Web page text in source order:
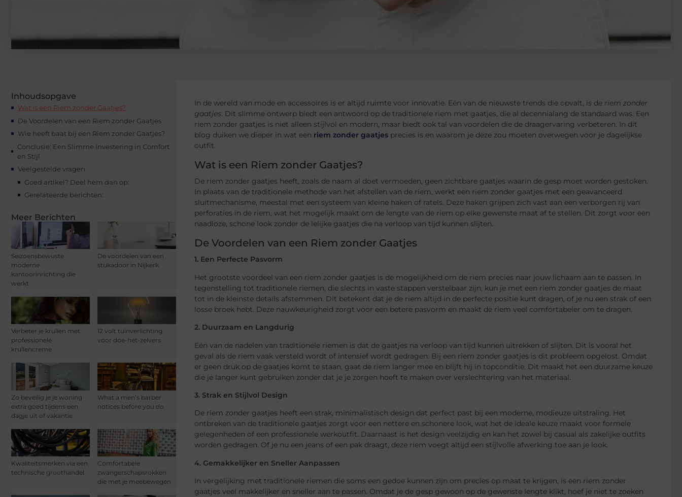
Inhoudsopgave
Wat is een Riem zonder Gaatjes?
De Voordelen van een Riem zonder Gaatjes
Wie heeft baat bij een Riem zonder Gaatjes?
Conclusie: Een Slimme Investering in Comfort
en Stijl
Veelgestelde vragen
Goed artikel? Deel hem dan op:
Gerelateerde berichten:
Meer Berichten
Seizoensbewuste
moderne
kantoorinrichting die
werkt
De voordelen van een
stukadoor in Nijkerk
Verbeter je krullen met
professionele
krullencreme
12 volt tuinverlichting
voor doe-het-zelvers
Zo beveilig je je woning
extra goed tijdens een
dagje uit of vakantie
What a men’s barber
notices before you do
Kwaliteitsmerken via een
technische groothandel
Comfortabele
zwangerschapsrokken
die met je meebewegen
In de wereld van mode en accessoires is er altijd ruimte voor innovatie. Eén van de nieuwste trends die opvalt, is de riem zonder
gaatjes. Dit slimme ontwerp biedt een antwoord op de traditionele riem met gaatjes, die al decennialang de standaard was. Een
riem zonder gaatjes is niet alleen stijlvol en modern, maar biedt ook tal van voordelen die de draagervaring verbeteren. In dit
blog duiken we dieper in wat een riem zonder gaatjes precies is en waarom je deze zou moeten overwegen voor je dagelijkse
outfit.
Wat is een Riem zonder Gaatjes?
De riem zonder gaatjes heeft, zoals de naam al doet vermoeden, geen zichtbare gaatjes waarin de gesp moet worden gestoken.
In plaats van de traditionele methode van het afstellen van de riem, werkt een riem zonder gaatjes met een geavanceerd
sluitmechanisme, meestal met een systeem van kleine haken of ratels. Deze haken grijpen zich vast aan een verborgen rij van
perforaties in de riem, wat het mogelijk maakt om de lengte van de riem op elke gewenste maat af te stellen. Dit zorgt voor een
naadloze, schone look zonder de lelijke gaatjes die na verloop van tijd kunnen slijten.
De Voordelen van een Riem zonder Gaatjes
1. Een Perfecte Pasvorm
Het grootste voordeel van een riem zonder gaatjes is de mogelijkheid om de riem precies naar jouw lichaam aan te passen. In
tegenstelling tot traditionele riemen, die slechts in vaste stappen verstelbaar zijn, kun je met een riem zonder gaatjes de maat
tot in de kleinste details afstemmen. Dit betekent dat je de riem altijd in de perfecte positie kunt dragen, of je nu een strak of een
losse broek hebt. Deze nauwkeurigheid zorgt voor een betere pasvorm en maakt de riem veel comfortabeler om te dragen.
2. Duurzaam en Langdurig
Eén van de nadelen van traditionele riemen is dat de gaatjes na verloop van tijd kunnen uitrekken of slijten. Dit is vooral het
geval als de riem vaak versteld wordt of intensief wordt gedragen. Bij een riem zonder gaatjes is dit probleem opgelost. Omdat
er geen druk op de gaatjes komt te staan, gaat de riem langer mee en blijft hij in topconditie. Dit maakt het een duurzame keuze
die je langer kunt gebruiken zonder dat je je zorgen hoeft te maken over verslechtering van het materiaal.
3. Strak en Stijlvol Design
De riem zonder gaatjes heeft een strak, minimalistisch design dat perfect past bij een moderne, modieuze uitstraling. Het
ontbreken van de traditionele gaatjes zorgt voor een nettere en schonere look, wat het de ideale keuze maakt voor formele
gelegenheden of een professionele werkoutfit. Daarnaast is het design veelzijdig en kan het zowel bij casual als zakelijke outfits
worden gedragen. Of je nu een jeans of een pak draagt, deze riem voegt altijd een stijlvolle afwerking toe aan je look.
4. Gemakkelijker en Sneller Aanpassen
In vergelijking met traditionele riemen die soms een gedoe kunnen zijn om precies op maat te krijgen, is een riem zonder
gaatjes veel makkelijker en sneller aan te passen. Omdat je de gesp gewoon op de gewenste lengte klikt, hoef je niet te zoeken